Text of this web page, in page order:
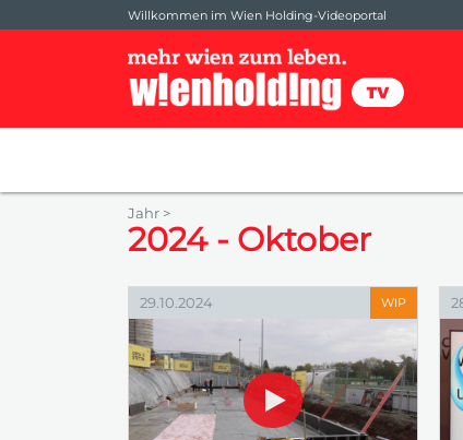
Willkommen im Wien Holding-Videoportal
Jahr >
2024 - Oktober
29.10.2024 WIP